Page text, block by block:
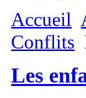
Accueil
Conflits
Les